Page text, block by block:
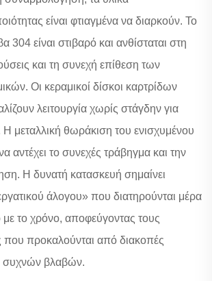
είναι φτιαγμένα να διαρκούν. Το
304 είναι στιβαρό και ανθίσταται στη
και τη συνεχή επίθεση των
Οι κεραμικοί δίσκοι καρτρίδων
λειτουργία χωρίς στάγδην για
Η μεταλλική θωράκιση του ενισχυμένου
αντέχει το συνεχές τράβηγμα και την
Η δυνατή κατασκευή σημαίνει
άλογου» που διατηρούνται μέρα
με το χρόνο, αποφεύγοντας τους
προκαλούνται από διακοπές
συχνών βλαβών.